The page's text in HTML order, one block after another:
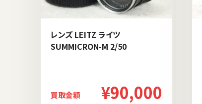
レンズ LEITZ ライツ
SUMMICRON-M 2/50
買取金額 ¥90,000